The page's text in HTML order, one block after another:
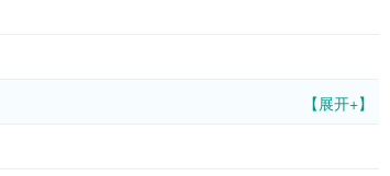
【展开+】